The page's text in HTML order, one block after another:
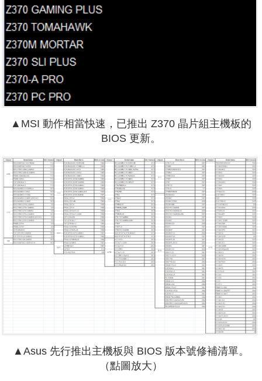
▲MSI 動作相當快速，已推出 Z370 晶片組主機板的
BIOS 更新。
▲Asus 先行推出主機板與 BIOS 版本號修補清單。
（點圖放大）